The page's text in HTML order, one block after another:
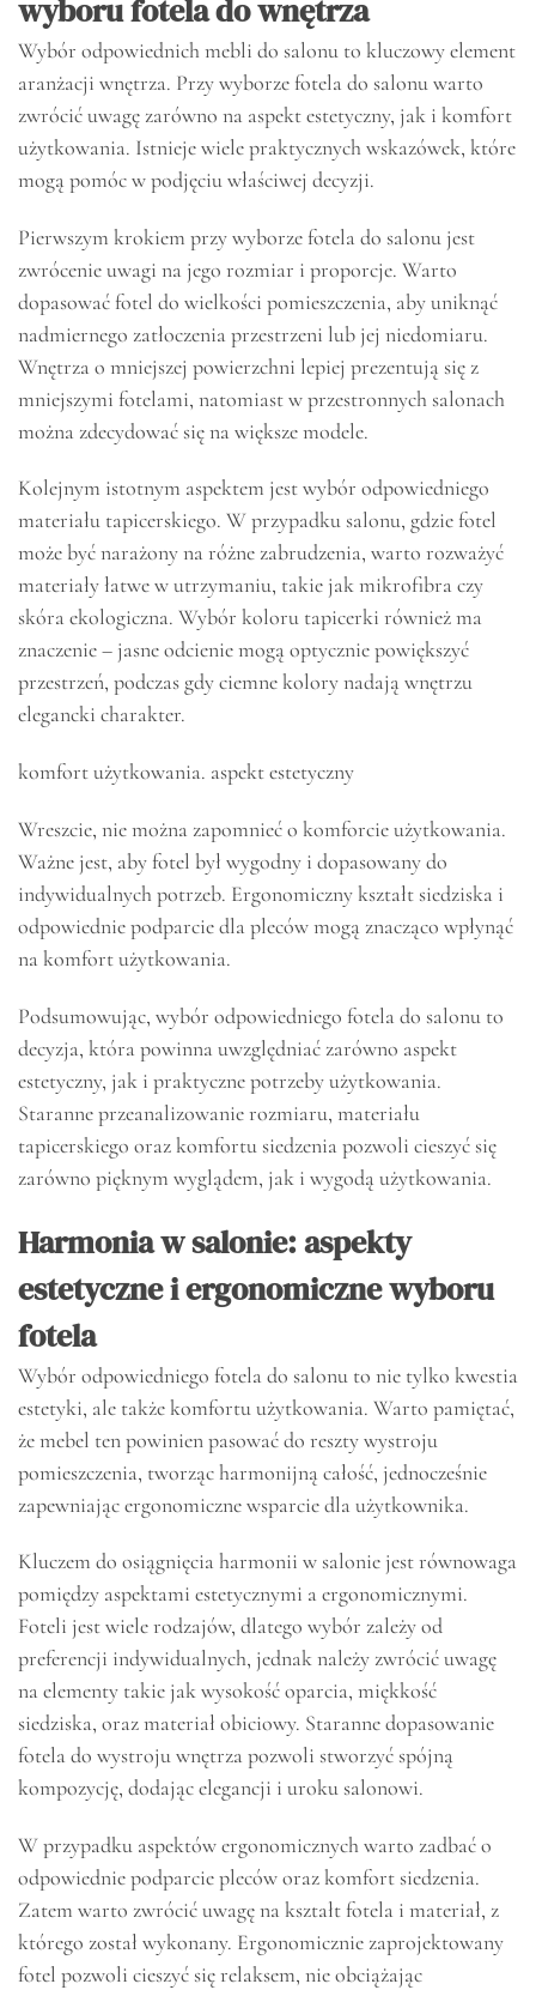
wyboru fotela do wnętrza
Wybór odpowiednich mebli do salonu to kluczowy element
aranżacji wnętrza. Przy wyborze fotela do salonu warto
zwrócić uwagę zarówno na aspekt estetyczny, jak i komfort
użytkowania. Istnieje wiele praktycznych wskazówek, które
mogą pomóc w podjęciu właściwej decyzji.
Pierwszym krokiem przy wyborze fotela do salonu jest
zwrócenie uwagi na jego rozmiar i proporcje. Warto
dopasować fotel do wielkości pomieszczenia, aby uniknąć
nadmiernego zatłoczenia przestrzeni lub jej niedomiaru.
Wnętrza o mniejszej powierzchni lepiej prezentują się z
mniejszymi fotelami, natomiast w przestronnych salonach
można zdecydować się na większe modele.
Kolejnym istotnym aspektem jest wybór odpowiedniego
materiału tapicerskiego. W przypadku salonu, gdzie fotel
może być narażony na różne zabrudzenia, warto rozważyć
materiały łatwe w utrzymaniu, takie jak mikrofibra czy
skóra ekologiczna. Wybór koloru tapicerki również ma
znaczenie – jasne odcienie mogą optycznie powiększyć
przestrzeń, podczas gdy ciemne kolory nadają wnętrzu
elegancki charakter.
komfort użytkowania. aspekt estetyczny
Wreszcie, nie można zapomnieć o komforcie użytkowania.
Ważne jest, aby fotel był wygodny i dopasowany do
indywidualnych potrzeb. Ergonomiczny kształt siedziska i
odpowiednie podparcie dla pleców mogą znacząco wpłynąć
na komfort użytkowania.
Podsumowując, wybór odpowiedniego fotela do salonu to
decyzja, która powinna uwzględniać zarówno aspekt
estetyczny, jak i praktyczne potrzeby użytkowania.
Staranne przeanalizowanie rozmiaru, materiału
tapicerskiego oraz komfortu siedzenia pozwoli cieszyć się
zarówno pięknym wyglądem, jak i wygodą użytkowania.
Harmonia w salonie: aspekty
estetyczne i ergonomiczne wyboru
fotela
Wybór odpowiedniego fotela do salonu to nie tylko kwestia
estetyki, ale także komfortu użytkowania. Warto pamiętać,
że mebel ten powinien pasować do reszty wystroju
pomieszczenia, tworząc harmonijną całość, jednocześnie
zapewniając ergonomiczne wsparcie dla użytkownika.
Kluczem do osiągnięcia harmonii w salonie jest równowaga
pomiędzy aspektami estetycznymi a ergonomicznymi.
Foteli jest wiele rodzajów, dlatego wybór zależy od
preferencji indywidualnych, jednak należy zwrócić uwagę
na elementy takie jak wysokość oparcia, miękkość
siedziska, oraz materiał obiciowy. Staranne dopasowanie
fotela do wystroju wnętrza pozwoli stworzyć spójną
kompozycję, dodając elegancji i uroku salonowi.
W przypadku aspektów ergonomicznych warto zadbać o
odpowiednie podparcie pleców oraz komfort siedzenia.
Zatem warto zwrócić uwagę na kształt fotela i materiał, z
którego został wykonany. Ergonomicznie zaprojektowany
fotel pozwoli cieszyć się relaksem, nie obciążając